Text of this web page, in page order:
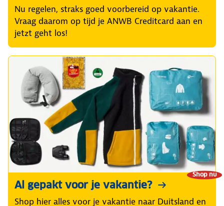
Nu regelen, straks goed voorbereid op vakantie.
Vraag daarom op tijd je ANWB Creditcard aan en
jetzt geht los!
Shop nu
Al gepakt voor je vakantie?
Shop hier alles voor je vakantie naar Duitsland en